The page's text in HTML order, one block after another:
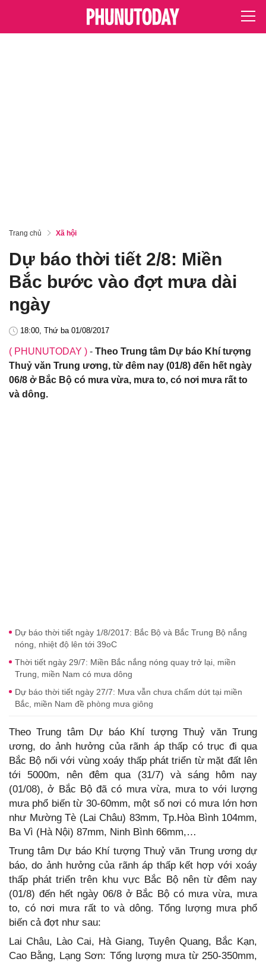
Trang chủ Xã hội
Dự báo thời tiết 2/8: Miền
Bắc bước vào đợt mưa dài
ngày
18:00, Thứ ba 01/08/2017
( PHUNUTODAY ) - Theo Trung tâm Dự báo Khí tượng
Thuỷ văn Trung ương, từ đêm nay (01/8) đến hết ngày
06/8 ở Bắc Bộ có mưa vừa, mưa to, có nơi mưa rất to
và dông.
Dự báo thời tiết ngày 1/8/2017: Bắc Bộ và Bắc Trung Bộ nắng
nóng, nhiệt độ lên tới 39oC
Thời tiết ngày 29/7: Miền Bắc nắng nóng quay trở lại, miền
Trung, miền Nam có mưa dông
Dự báo thời tiết ngày 27/7: Mưa vẫn chưa chấm dứt tại miền
Bắc, miền Nam đề phòng mưa giông
Theo Trung tâm Dự báo Khí tượng Thuỷ văn Trung
ương, do ảnh hưởng của rãnh áp thấp có trục đi qua
Bắc Bộ nối với vùng xoáy thấp phát triển từ mặt đất lên
tới 5000m, nên đêm qua (31/7) và sáng hôm nay
(01/08), ở Bắc Bộ đã có mưa vừa, mưa to với lượng
mưa phổ biến từ 30-60mm, một số nơi có mưa lớn hơn
như Mường Tè (Lai Châu) 83mm, Tp.Hòa Bình 104mm,
Ba Vì (Hà Nội) 87mm, Ninh Bình 66mm,…
Trung tâm Dự báo Khí tượng Thuỷ văn Trung ương dự
báo, do ảnh hưởng của rãnh áp thấp kết hợp với xoáy
thấp phát triển trên khu vực Bắc Bộ nên từ đêm nay
(01/8) đến hết ngày 06/8 ở Bắc Bộ có mưa vừa, mưa
to, có nơi mưa rất to và dông. Tổng lượng mưa phổ
biến cả đợt như sau:
Lai Châu, Lào Cai, Hà Giang, Tuyên Quang, Bắc Kạn,
Cao Bằng, Lạng Sơn: Tổng lượng mưa từ 250-350mm,